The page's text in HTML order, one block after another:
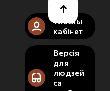
Уласны
кабінет
Версія
для
людзей
са